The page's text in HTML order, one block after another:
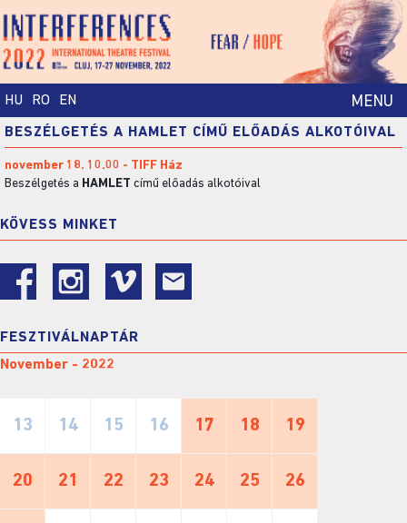
HU RO EN MENU
BESZÉLGETÉS A HAMLET CÍMŰ ELŐADÁS ALKOTÓIVAL
november 18. 10.00 - TIFF Ház
Beszélgetés a HAMLET című előadás alkotóival
KÖVESS MINKET
FESZTIVÁLNAPTÁR
November - 2022
13 14 15 16 17 18 19
20 21 22 23 24 25 26